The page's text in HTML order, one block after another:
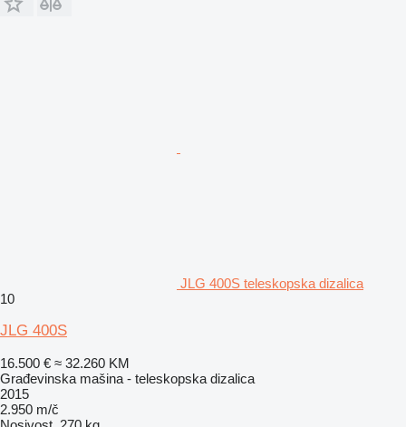
JLG 400S teleskopska dizalica
10
JLG 400S
16.500 € ≈ 32.260 KM
Građevinska mašina - teleskopska dizalica
2015
2.950 m/č